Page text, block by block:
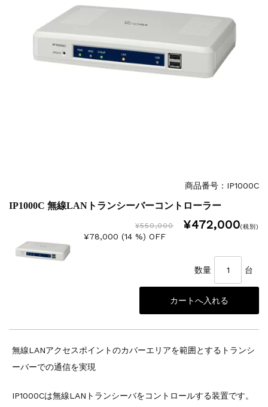
商品番号：IP1000C
IP1000C 無線LANトランシーバーコントローラー
¥550,000 ¥472,000(税別)
¥78,000 (14 %) OFF
数量 台
無線LANアクセスポイントのカバーエリアを範囲とするトランシ
ーバーでの通信を実現
IP1000Cは無線LANトランシーバをコントロールする装置です。